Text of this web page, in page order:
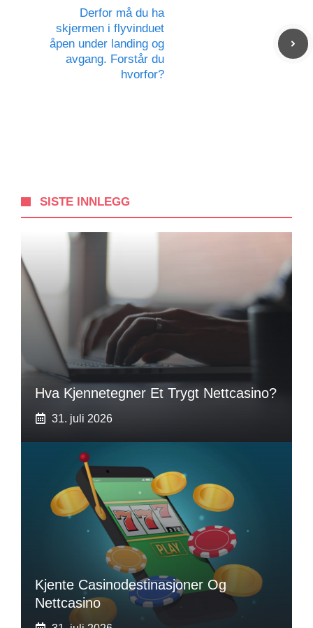
Derfor må du ha
skjermen i flyvinduet
åpen under landing og
avgang. Forstår du
hvorfor?
SISTE INNLEGG
Hva Kjennetegner Et Trygt Nettcasino?
31. juli 2026
Kjente Casinodestinasjoner Og
Nettcasino